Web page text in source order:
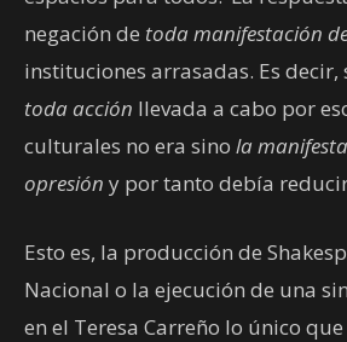
negación de toda manifestación
instituciones arrasadas. Es
toda acción llevada a cabo por
culturales no era sino la
opresión y por tanto debía
Esto es, la producción de
Nacional o la ejecución de una
en el Teresa Carreño lo único